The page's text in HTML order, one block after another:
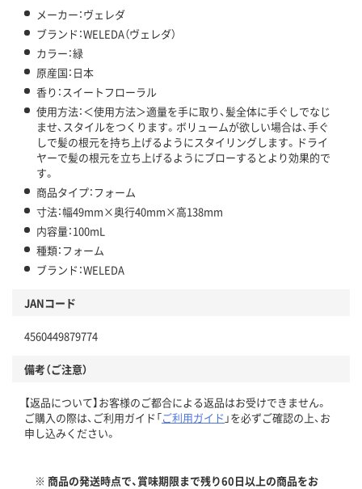
メーカー：ヴェレダ
ブランド：WELEDA（ヴェレダ）
カラー：緑
原産国：日本
香り：スイートフローラル
使用方法：＜使用方法＞適量を手に取り、髪全体に手ぐしでなじ
ませ、スタイルをつくります。ボリュームが欲しい場合は、手ぐ
しで髪の根元を持ち上げるようにスタイリングします。ドライ
ヤーで髪の根元を立ち上げるようにブローするとより効果的で
す。
商品タイプ：フォーム
寸法：幅49mm×奥行40mm×高138mm
内容量：100mL
種類：フォーム
ブランド：WELEDA
JANコード
4560449879774
備考（ご注意）
【返品について】お客様のご都合による返品はお受けできません。
ご購入の際は、ご利用ガイド「ご利用ガイド 」を必ずご確認の上、お
申し込みください。
※ 商品の発送時点で、賞味期限まで残り60日以上の商品をお